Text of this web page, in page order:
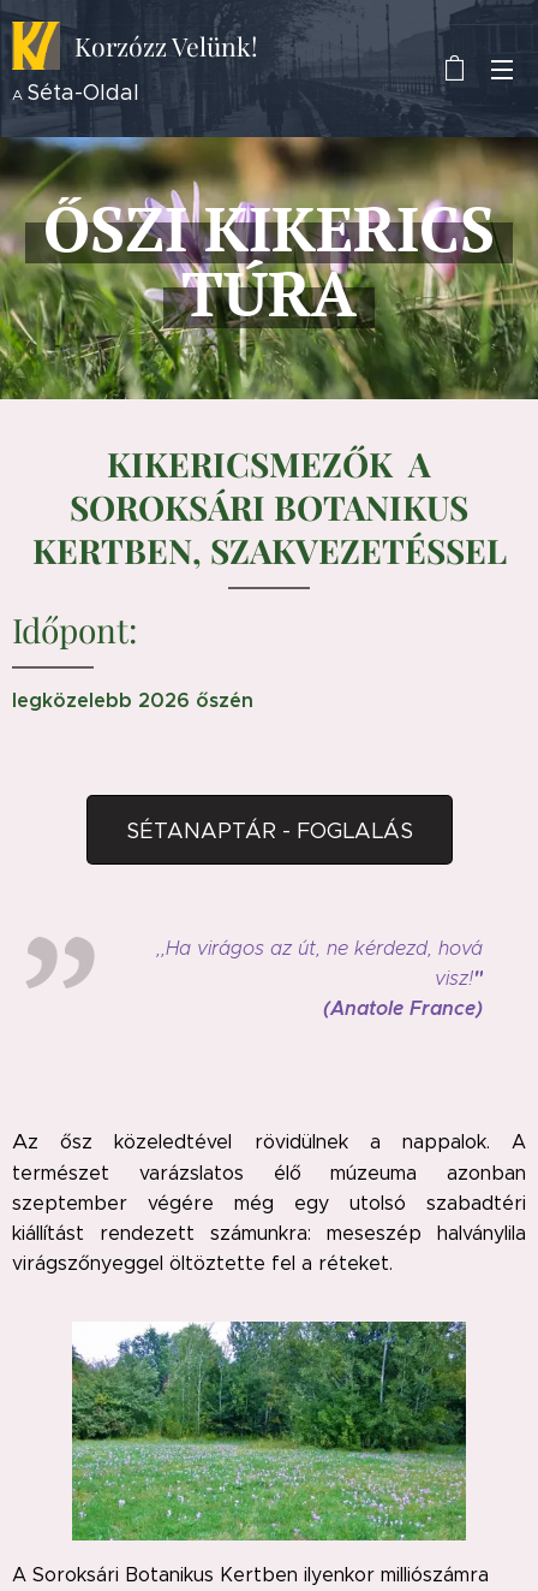
KorzózzVelünk!
A Séta-Oldal
ŐSZI KIKERICS
TÚRA
KIKERICSMEZŐK A
SOROKSÁRI BOTANIKUS
KERTBEN, SZAKVEZETÉSSEL
Időpont:
legközelebb 2026 őszén
SÉTANAPTÁR - FOGLALÁS
,,Ha virágos az út, ne kérdezd, hová
visz!"
(Anatole France)
Az ősz közeledtével rövidülnek a nappalok. A
természet varázslatos élő múzeuma azonban
szeptember végére még egy utolsó szabadtéri
kiállítást rendezett számunkra: meseszép halványlila
virágszőnyeggel öltöztette fel a réteket.
A Soroksári Botanikus Kertben ilyenkor milliószámra